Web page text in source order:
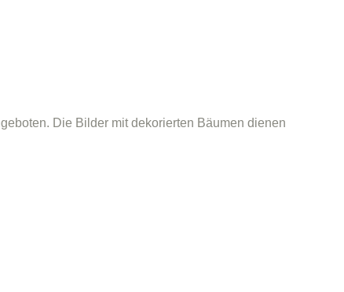
Die Bilder mit dekorierten Bäumen dienen